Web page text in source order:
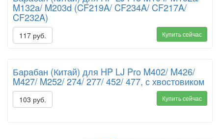
M132a/ M203d (CF219A/ CF234A/ CF217A/
CF232A)
117 руб. Купить сейчас
Барабан (Китай) для HP LJ Pro M402/ M426/
M427/ M252/ 274/ 277/ 452/ 477, с хвостовиком
103 руб. Купить сейчас